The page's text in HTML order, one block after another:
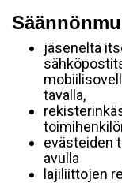
jäseneltä
tavalla,
evästeiden
avulla
lajiliittojen